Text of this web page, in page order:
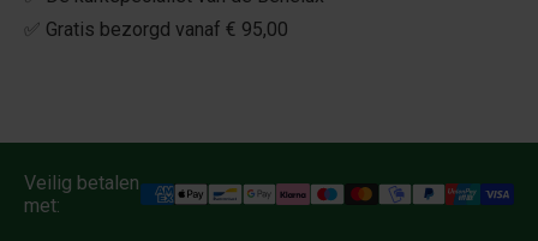
✅ Gratis bezorgd vanaf € 95,00
Veilig betalen
met: